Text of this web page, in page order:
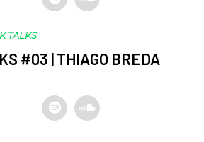
TALKS
#03 | THIAGO BREDA